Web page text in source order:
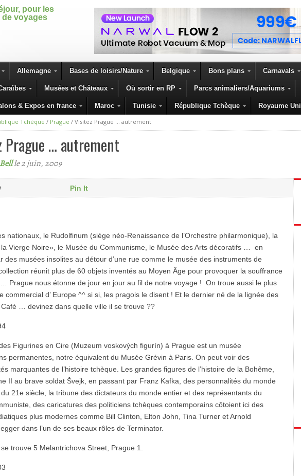
Allemagne Bases de loisirs/Nature Belgique Bons plans Carnavals
Musées et Châteaux Où sortir en RP Parcs animaliers/Aquariums
& Expos en france Maroc Tunisie République Tchèque Royaume Uni
Tchèque / Prague / Visitez Prague … autrement
Prague … autrement
le 2 juin, 2009
Pin It
nationaux, le Rudolfinum (siège néo-Renaissance de l’Orchestre philarmonique), la
la Vierge Noire», le Musée du Communisme, le Musée des Arts décoratifs … en
des musées insolites au détour d’une rue comme le musée des instruments de
réunit plus de 60 objets inventés au Moyen Âge pour provoquer la souffrance
Prague nous étonne de jour en jour au fil de notre voyage ! On troue aussi le plus
commercial d’ Europe ^^ si si, les pragois le disent ! Et le dernier né de la lignée des
Café … devinez dans quelle ville il se trouve ??
Figurines en Cire (Muzeum voskových figurín) à Prague est un musée
permanentes, notre équivalent du Musée Grévin à Paris. On peut voir des
marquantes de l’histoire tchèque. Les grandes figures de l’histoire de la Bohême,
II au brave soldat Švejk, en passant par Franz Kafka, des personnalités du monde
21e siècle, la tribune des dictateurs du monde entier et des représentants du
des caricatures des politiciens tchèques contemporains côtoient ici des
plus modernes comme Bill Clinton, Elton John, Tina Turner et Arnold
dans l’un de ses beaux rôles de Terminator.
trouve 5 Melantrichova Street, Prague 1.